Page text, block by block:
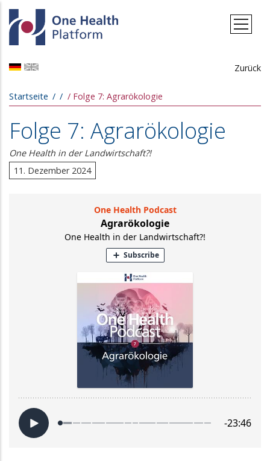
Direkt zum Inhalt
Zurück
Pfadnavigation
Startseite Folge 7: Agrarökologie
Folge 7: Agrarökologie
One Health in der Landwirtschaft?!
11. Dezember 2024